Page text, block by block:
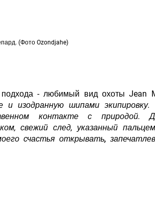
(Фото Ozondjahe)
- любимый вид охоты Jean
и изодранную шипами экипировку.
контакте с природой.
свежий след, указанный
счастья открывать,